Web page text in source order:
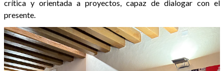
crítica y orientada a proyectos, capaz de dialogar con el
presente.